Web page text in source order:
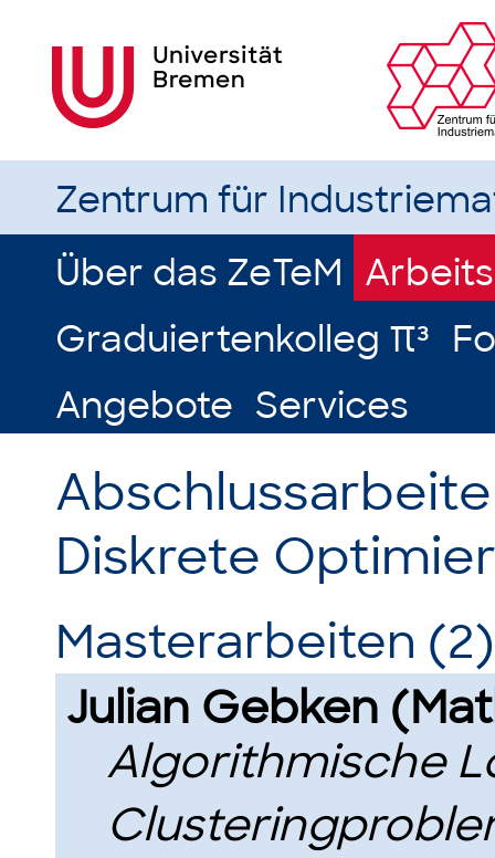
Zentrum für
Über das ZeTeM
Graduiertenkolleg π³
Angebote Services
Diskrete
Masterarbeiten (2)
Julian Gebken
Algorithmische